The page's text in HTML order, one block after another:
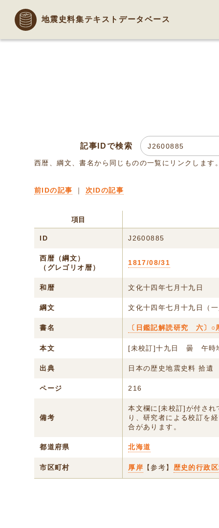
地震史料集テキストデータベース
記事IDで検索
西暦、綱文、書名から同じものの一覧にリンクします
前IDの記事 ｜ 次IDの記事
項目
ID J2600885
西暦（綱文）
（グレゴリオ暦）
1817/08/31
和暦 文化十四年七月十九日
綱文 文化十四年七月十九日（
書名 〔日鑑記解読研究 六〕○
本文 [未校訂]十九日 曇 午時
出典 日本の歴史地震史料 拾遺
ページ 216
備考
本文欄に[未校訂]が付され
り、研究者による校訂を
合があります。
都道府県 北海道
市区町村 厚岸 【参考】 歴史的行政